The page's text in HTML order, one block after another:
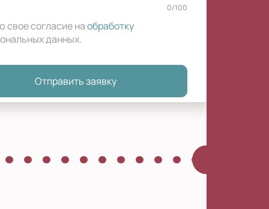
0/100
свое согласие наобработку
данных.
Отправить заявку